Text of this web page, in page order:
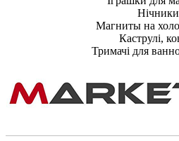
Нічники
Магниты на
Каструлі,
Тримачі для